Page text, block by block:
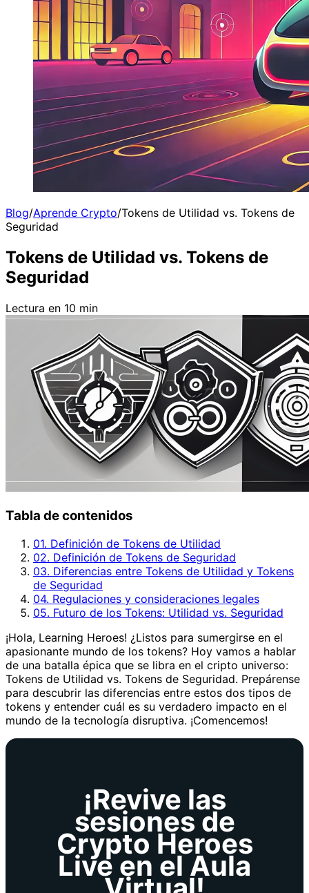
Blog/Aprende Crypto/Tokens de Utilidad vs. Tokens de
Seguridad
Tokens de Utilidad vs. Tokens de
Seguridad
Lectura en 10 min
Tabla de contenidos
01. Definición de Tokens de Utilidad
02. Definición de Tokens de Seguridad
03. Diferencias entre Tokens de Utilidad y Tokens
de Seguridad
04. Regulaciones y consideraciones legales
05. Futuro de los Tokens: Utilidad vs. Seguridad
¡Hola, Learning Heroes! ¿Listos para sumergirse en el
apasionante mundo de los tokens? Hoy vamos a hablar
de una batalla épica que se libra en el cripto universo:
Tokens de Utilidad vs. Tokens de Seguridad. Prepárense
para descubrir las diferencias entre estos dos tipos de
tokens y entender cuál es su verdadero impacto en el
mundo de la tecnología disruptiva. ¡Comencemos!
¡Revive las
sesiones de
Crypto Heroes
Live en el Aula